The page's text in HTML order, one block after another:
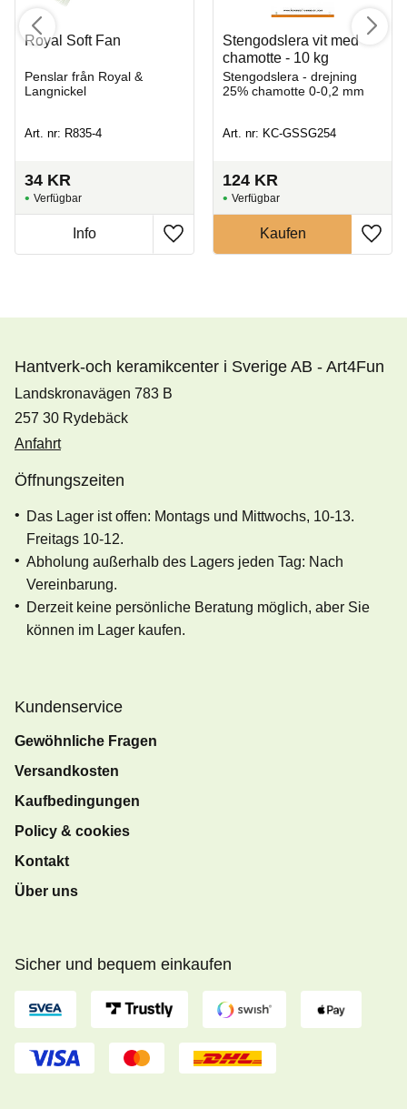
Royal Soft Fan
Penslar från Royal &
Langnickel
Art. nr: R835-4
34 KR
Stengodslera vit med
chamotte - 10 kg
Stengodslera - drejning
25% chamotte 0-0,2 mm
Art. nr: KC-GSSG254
124 KR
Hantverk-och keramikcenter i Sverige AB - Art4Fun
Landskronavägen 783 B
257 30 Rydebäck
Anfahrt
Öffnungszeiten
Das Lager ist offen: Montags und Mittwochs, 10-13.
Freitags 10-12.
Abholung außerhalb des Lagers jeden Tag: Nach
Vereinbarung.
Derzeit keine persönliche Beratung möglich, aber Sie
können im Lager kaufen.
Kundenservice
Gewöhnliche Fragen
Versandkosten
Kaufbedingungen
Policy & cookies
Kontakt
Über uns
Sicher und bequem einkaufen